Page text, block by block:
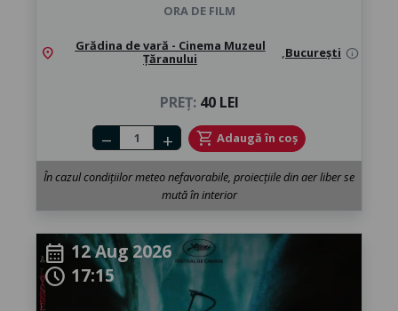
ORA DE FILM
location_on
Grădina de vară - Cinema Muzeul
Țăranului
,București info
PREȚ:40 LEI
Number of tickets
remove add shopping_cart Adaugă în coș
În cazul condițiilor meteo nefavorabile, proiecțiile din aer liber se
mută în interior
calendar_month 12 Aug 2026
schedule 17:15